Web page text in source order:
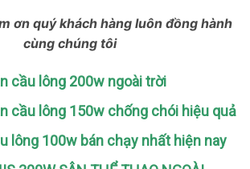
ơn quý khách hàng luôn đồng hành
cùng chúng tôi
cầu lông 200w ngoài trời
cầu lông 150w chống chói hiệu quả
lông 100w bán chạy nhất hiện nay